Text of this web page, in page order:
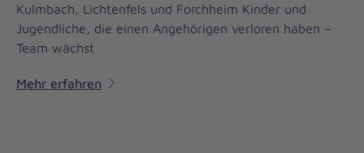
Kulmbach, Lichtenfels und Forchheim Kinder und
Jugendliche, die einen Angehörigen verloren haben –
Team wächst
Mehr erfahren